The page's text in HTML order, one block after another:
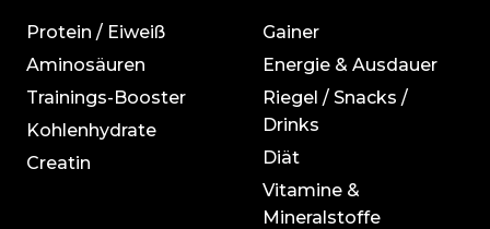
Protein / Eiweiß
Aminosäuren
Trainings-Booster
Kohlenhydrate
Creatin
Gainer
Energie & Ausdauer
Riegel / Snacks /
Drinks
Diät
Vitamine &
Mineralstoffe